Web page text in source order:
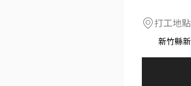
打工地點
新竹縣